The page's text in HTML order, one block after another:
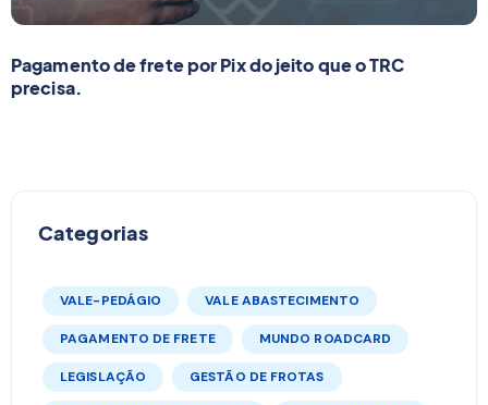
Pagamento de frete por Pix do jeito que o TRC
precisa.
Categorias
VALE-PEDÁGIO VALE ABASTECIMENTO
PAGAMENTO DE FRETE MUNDO ROADCARD
LEGISLAÇÃO GESTÃO DE FROTAS